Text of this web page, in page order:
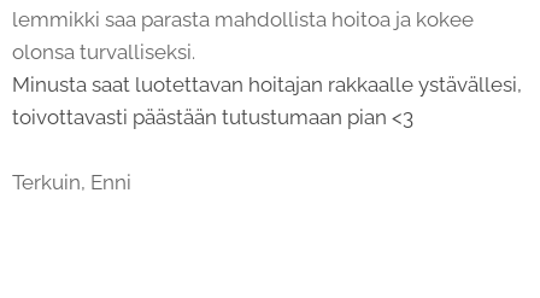
lemmikki saa parasta mahdollista hoitoa ja kokee
olonsa turvalliseksi.
Minusta saat luotettavan hoitajan rakkaalle ystävällesi,
toivottavasti päästään tutustumaan pian <3
Terkuin, Enni